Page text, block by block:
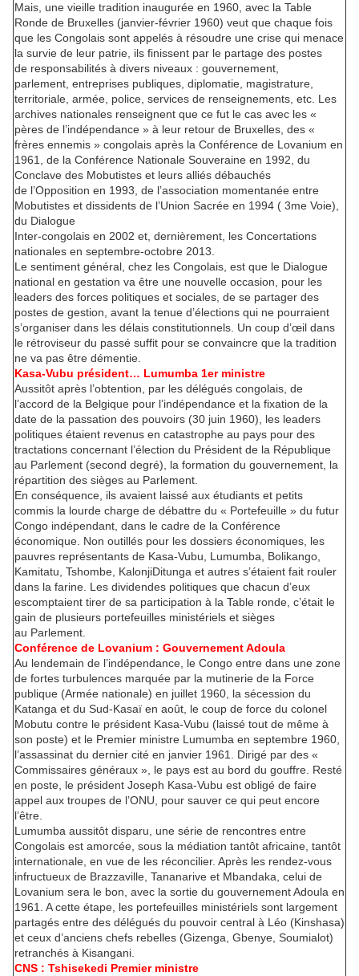
Mais, une vieille tradition inaugurée en 1960, avec la Table
Ronde de Bruxelles (janvier-février 1960) veut que chaque fois
que les Congolais sont appelés à résoudre une crise qui menace
la survie de leur patrie, ils finissent par le partage des postes
de responsabilités à divers niveaux : gouvernement,
parlement, entreprises publiques, diplomatie, magistrature,
territoriale, armée, police, services de renseignements, etc. Les
archives nationales renseignent que ce fut le cas avec les «
pères de l’indépendance » à leur retour de Bruxelles, des «
frères ennemis » congolais après la Conférence de Lovanium en
1961, de la Conférence Nationale Souveraine en 1992, du
Conclave des Mobutistes et leurs alliés débauchés
de l’Opposition en 1993, de l’association momentanée entre
Mobutistes et dissidents de l’Union Sacrée en 1994 ( 3me Voie),
du Dialogue
Inter-congolais en 2002 et, dernièrement, les Concertations
nationales en septembre-octobre 2013.
Le sentiment général, chez les Congolais, est que le Dialogue
national en gestation va être une nouvelle occasion, pour les
leaders des forces politiques et sociales, de se partager des
postes de gestion, avant la tenue d’élections qui ne pourraient
s’organiser dans les délais constitutionnels. Un coup d’œil dans
le rétroviseur du passé suffit pour se convaincre que la tradition
ne va pas être démentie.
Kasa-Vubu président… Lumumba 1er ministre
Aussitôt après l’obtention, par les délégués congolais, de
l’accord de la Belgique pour l’indépendance et la fixation de la
date de la passation des pouvoirs (30 juin 1960), les leaders
politiques étaient revenus en catastrophe au pays pour des
tractations concernant l’élection du Président de la République
au Parlement (second degré), la formation du gouvernement, la
répartition des sièges au Parlement.
En conséquence, ils avaient laissé aux étudiants et petits
commis la lourde charge de débattre du « Portefeuille » du futur
Congo indépendant, dans le cadre de la Conférence
économique. Non outillés pour les dossiers économiques, les
pauvres représentants de Kasa-Vubu, Lumumba, Bolikango,
Kamitatu, Tshombe, KalonjiDitunga et autres s’étaient fait rouler
dans la farine. Les dividendes politiques que chacun d’eux
escomptaient tirer de sa participation à la Table ronde, c’était le
gain de plusieurs portefeuilles ministériels et sièges
au Parlement.
Conférence de Lovanium : Gouvernement Adoula
Au lendemain de l’indépendance, le Congo entre dans une zone
de fortes turbulences marquée par la mutinerie de la Force
publique (Armée nationale) en juillet 1960, la sécession du
Katanga et du Sud-Kasaï en août, le coup de force du colonel
Mobutu contre le président Kasa-Vubu (laissé tout de même à
son poste) et le Premier ministre Lumumba en septembre 1960,
l’assassinat du dernier cité en janvier 1961. Dirigé par des «
Commissaires généraux », le pays est au bord du gouffre. Resté
en poste, le président Joseph Kasa-Vubu est obligé de faire
appel aux troupes de l’ONU, pour sauver ce qui peut encore
l’être.
Lumumba aussitôt disparu, une série de rencontres entre
Congolais est amorcée, sous la médiation tantôt africaine, tantôt
internationale, en vue de les réconcilier. Après les rendez-vous
infructueux de Brazzaville, Tananarive et Mbandaka, celui de
Lovanium sera le bon, avec la sortie du gouvernement Adoula en
1961. A cette étape, les portefeuilles ministériels sont largement
partagés entre des délégués du pouvoir central à Léo (Kinshasa)
et ceux d’anciens chefs rebelles (Gizenga, Gbenye, Soumialot)
retranchés à Kisangani.
CNS : Tshisekedi Premier ministre